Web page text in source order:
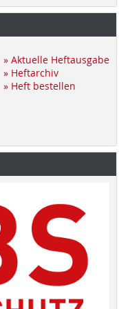
» Aktuelle Heftausgabe
» Heftarchiv
» Heft bestellen